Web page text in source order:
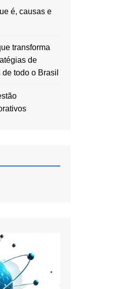
é, causas e
transforma
de
todo o Brasil